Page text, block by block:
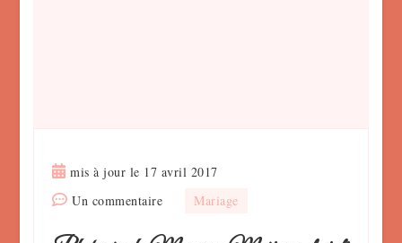
mis à jour le 17 avril 2017
Un commentairesur
Mariage